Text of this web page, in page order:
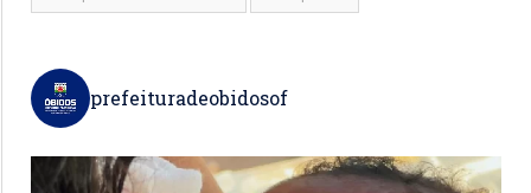
prefeituradeobidosof